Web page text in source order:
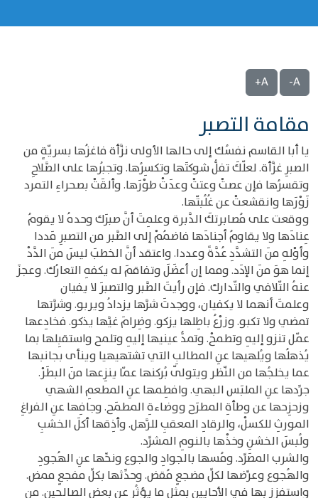
A-
A+
مقامة التصبر
يا أبا القاسم نفسُك إلى حالها الأولى نزَّأة فاغزُها بسريّةٍ من
الصبرِ غزَّأة. لعلّكَ تفلُّ شوكتَها وتكسِرُها. وتجبُرها على الصَّلاحِ
وتقسرُها فإن عصتْ وعتتْ وعدَتْ طوْرَها. وألقَتْ بصحراءِ التمرد
زَوْرَها وانقشعتْ عن غُلُبتّها.
ووقعت على مُصابرتكَ الدَّبرة وعلمِتَ أنَّ صبرَك وحدهُ لا يقومُ
عِنادَها ولا يقاومُ أجنادَها فاضمُمْ إلى الصَّبر من التصبرِ مَددا
وأوْلهِ منَ التشدَّدِ عُدَّةً وعددا. واعتقد أنَّ الخطبَ ليسَ منَ الدَّدْ
إنما هوَ منَ الإدَد. ومما إن أعضَلَ وتفاقمَ له يكفهِ التعارُك. وعجزَ
عنهُ التّلافي والتّدارك. فإن رأيتَ الصَّبر والتصبرَ لا يفيان
وعلمتَ أنهما لا يكفيان، ووجدتَ شرَّها يزدادُ ويربو. وشرَّتها
تمضي ولا تكبو. وزرْعُ باطِلها يزكو. وضِرامَ غيَّها يذكو. فخادِعها
عمّل تنزو إليهِ وتطمحْ. وتمدُّ عينيها إليهِ وتلمح واستقبِلها بما
يُذهلُها ويُلهيها عنِ المطالبِ التي تشتهيهيا وينأى بجانبها
عما يخلجُها من النّظر ويتولّى بُركنها عمّا ينزِعها منَ البطَرْ.
جرِّدها عنِ الملبَس البهي. وافطِمها عنِ المطعمِ الشهي
وزحزِحها عن وطأةِ المطرَح ووضاءةِ المطمَح. وجافِها عنِ الفراغِ
المورثِ للكسلْ، والرقادِ المعقبِ للرَّهل. وأذِقها أكلَ الخشبِ
ولُبسَ الخشنِ وخذْها بالنومِ المشرِّد.
والشرب المصَرِّد. ومُسها بالجوادِ والجوع ونحِّها عنِ الهُجودِ
والهُجوع وعرِّضها لكلِّ مضجعٍ مُقض. وحدِّثها بكلِّ مفجعٍ ممض.
واستفزِز بها في الأحايين بمثلِ ما يؤثُر عن بعضِ الصالحين. من